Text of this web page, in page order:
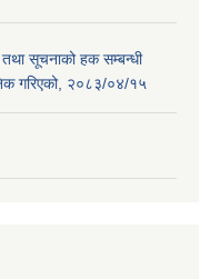
सूचनाको हक सम्बन्धी
गरिएको, २०८३/०४/१५